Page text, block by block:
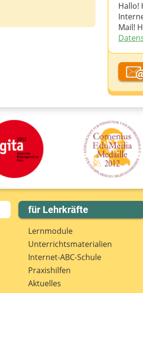
Hallo!
Mail!
Dein
Deine
Deine
für Lehrkräfte
Lernmodule
Unterrichts­materialien
Internet-ABC-Schule
Praxishilfen
Aktuelles
Materialbestellung